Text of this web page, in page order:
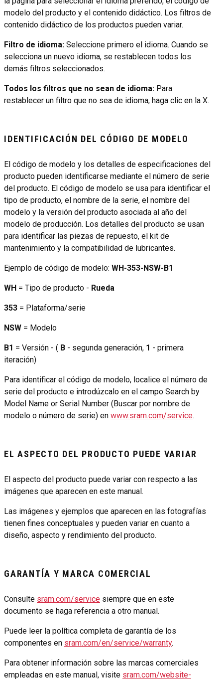
modelo del producto y el contenido didáctico. Los filtros de
contenido didáctico de los productos pueden variar.
Filtro de idioma: Seleccione primero el idioma. Cuando se
selecciona un nuevo idioma, se restablecen todos los
demás filtros seleccionados.
Todos los filtros que no sean de idioma: Para
restablecer un filtro que no sea de idioma, haga clic en la X.
IDENTIFICACIÓN DEL CÓDIGO DE MODELO
El código de modelo y los detalles de especificaciones del
producto pueden identificarse mediante el número de serie
del producto. El código de modelo se usa para identificar el
tipo de producto, el nombre de la serie, el nombre del
modelo y la versión del producto asociada al año del
modelo de producción. Los detalles del producto se usan
para identificar las piezas de repuesto, el kit de
mantenimiento y la compatibilidad de lubricantes.
Ejemplo de código de modelo: WH-353-NSW-B1
WH = Tipo de producto - Rueda
353 = Plataforma/serie
NSW = Modelo
B1 = Versión - ( B - segunda generación, 1 - primera
iteración)
Para identificar el código de modelo, localice el número de
serie del producto e introdúzcalo en el campo Search by
Model Name or Serial Number (Buscar por nombre de
modelo o número de serie) en www.sram.com/service.
EL ASPECTO DEL PRODUCTO PUEDE VARIAR
El aspecto del producto puede variar con respecto a las
imágenes que aparecen en este manual.
Las imágenes y ejemplos que aparecen en las fotografías
tienen fines conceptuales y pueden variar en cuanto a
diseño, aspecto y rendimiento del producto.
GARANTÍA Y MARCA COMERCIAL
Consulte sram.com/service siempre que en este
documento se haga referencia a otro manual.
Puede leer la política completa de garantía de los
componentes en sram.com/en/service/warranty.
Para obtener información sobre las marcas comerciales
empleadas en este manual, visite sram.com/website-